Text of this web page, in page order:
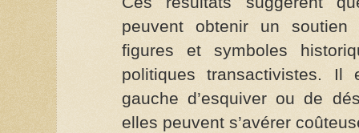
peuvent obtenir un
figures et symboles
politiques transactivistes.
gauche d’esquiver ou de
elles peuvent s’avérer